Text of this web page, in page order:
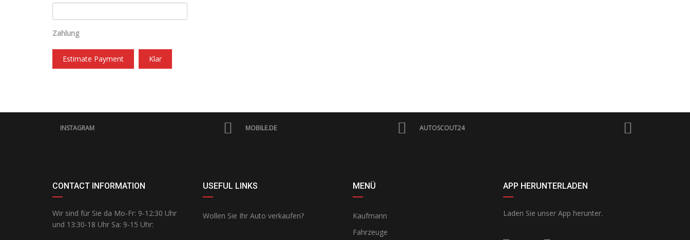
Zahlung
Estimate Payment Klar
INSTAGRAM MOBILE.DE AUTOSCOUT24
CONTACT INFORMATION
Wir sind für Sie da Mo-Fr: 9-12:30 Uhr
und 13:30-18 Uhr Sa: 9-15 Uhr:
USEFUL LINKS
Wollen Sie Ihr Auto verkaufen?
MENÜ
Kaufmann
Fahrzeuge
APP HERUNTERLADEN
Laden Sie unser App herunter.